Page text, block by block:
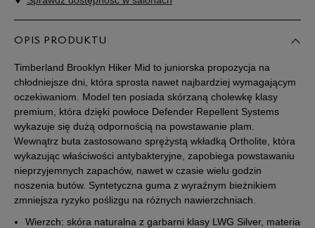
Rozmiary EU
36 22,5 cm
37 22,5 cm Powiadom o dostępności
38 23,5 cm Powiadom o dostępności
39 24 cm Powiadom o dostępności
25 cm Powiadom o dostępności
OPIS PRODUKTU
Timberland Brooklyn Hiker Mid to juniorska propozycja na
chłodniejsze dni, która sprosta nawet najbardziej wymagającym
oczekiwaniom. Model ten posiada skórzaną cholewkę klasy
premium, która dzięki powłoce Defender Repellent Systems
wykazuje się dużą odpornością na powstawanie plam.
Wewnątrz buta zastosowano sprężystą wkładką Ortholite, która
wykazując właściwości antybakteryjne, zapobiega powstawaniu
nieprzyjemnych zapachów, nawet w czasie wielu godzin
noszenia butów. Syntetyczna guma z wyraźnym bieżnikiem
zmniejsza ryzyko poślizgu na różnych nawierzchniach.
Wierzch: skóra naturalna z garbarni klasy LWG Silver, materiał